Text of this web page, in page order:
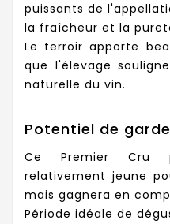
puissants de
la fraîcheur et la
Le terroir apporte
que l'élevage
naturelle du vin.
Potentiel de garde
Ce Premier Cru
relativement jeune
mais gagnera en
Période idéale de